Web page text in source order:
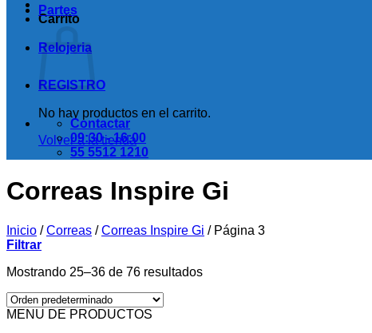
Carrito
No hay productos en el carrito.
Volver a la tienda
Partes
Relojeria
REGISTRO
Contactar
09:30 - 16:00
55 5512 1210
Correas Inspire Gi
Inicio / Correas / Correas Inspire Gi /Página 3
Filtrar
Mostrando 25–36 de 76 resultados
MENU DE PRODUCTOS